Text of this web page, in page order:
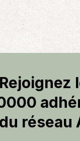
Rejoignez
du réseau